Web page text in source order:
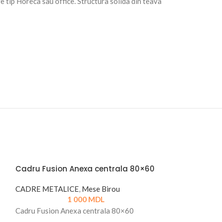
Cadru Fusion Anexa centrala 80×60
CADRE METALICE, Mese Birou
1 000 MDL
Cadru Fusion Anexa centrala 80×60